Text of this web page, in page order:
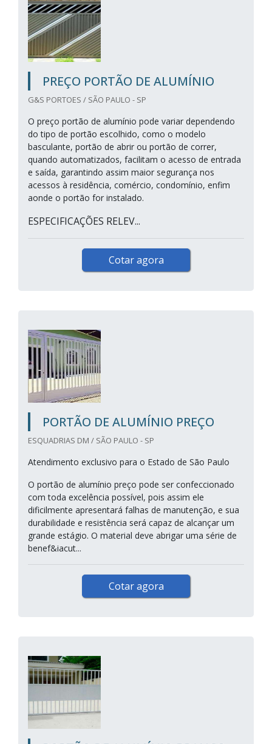
PREÇO PORTÃO DE ALUMÍNIO
G&S PORTOES / SÃO PAULO - SP
O preço portão de alumínio pode variar dependendo
do tipo de portão escolhido, como o modelo
basculante, portão de abrir ou portão de correr,
quando automatizados, facilitam o acesso de entrada
e saída, garantindo assim maior segurança nos
acessos à residência, comércio, condomínio, enfim
aonde o portão for instalado.
ESPECIFICAÇÕES RELEV...
Cotar agora
PORTÃO DE ALUMÍNIO PREÇO
ESQUADRIAS DM / SÃO PAULO - SP
Atendimento exclusivo para o Estado de São Paulo
O portão de alumínio preço pode ser confeccionado
com toda excelência possível, pois assim ele
dificilmente apresentará falhas de manutenção, e sua
durabilidade e resistência será capaz de alcançar um
grande estágio. O material deve abrigar uma série de
benef&iacut...
Cotar agora